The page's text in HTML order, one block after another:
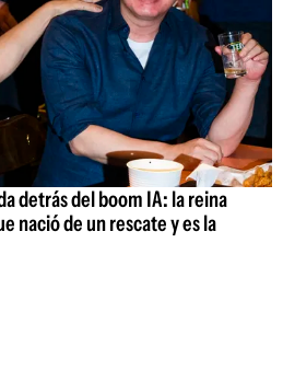
detrás del boom IA: la reina
nació de un rescate y es la